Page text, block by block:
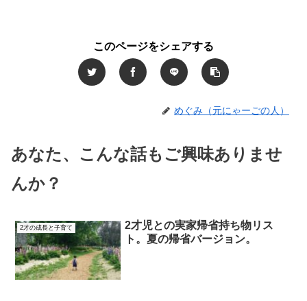
このページをシェアする
めぐみ（元にゃーごの人）
あなた、こんな話もご興味ありませ
んか？
2才の成長と子育て
2才児との実家帰省持ち物リス
ト。夏の帰省バージョン。